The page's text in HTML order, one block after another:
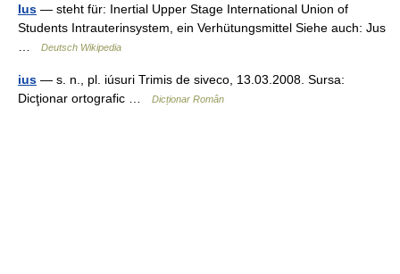
Ius — steht für: Inertial Upper Stage International Union of
Students Intrauterinsystem, ein Verhütungsmittel Siehe auch: Jus
Deutsch Wikipedia
ius — s. n., pl. iúsuri Trimis de siveco, 13.03.2008. Sursa:
Dicţionar ortografic …
Dicționar Român